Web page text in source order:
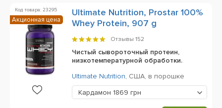
Код товара: 23295
Ultimate Nutrition, Prostar 100%
Whey Protein, 907 g
Отзывы 152
Чистый сывороточный протеин,
низкотемпературной обработки.
Ultimate Nutrition, США, в порошке
Кардамон 1869 грн
Акционная цена